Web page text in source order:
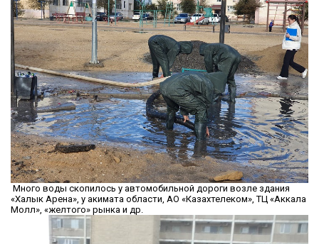
Много воды скопилось у автомобильной дороги возле здания
«Халык Арена», у акимата области, АО «Казахтелеком», ТЦ «Аккала
Молл», «желтого» рынка и др.